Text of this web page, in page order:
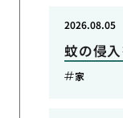
蚊の侵
2026.08.05
家